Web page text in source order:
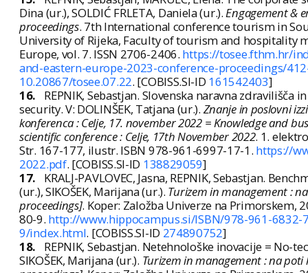
Dina (ur.), SOLDIĆ FRLETA, Daniela (ur.).Engagement &
proceedings. 7th International conference tourism in
University of Rijeka, Faculty of tourism and hospitality
Europe, vol. 7. ISSN 2706-2406. https://tosee.fthm.hr/
and-eastern-europe-2023-conference-proceedings/
10.20867/tosee.07.22. [COBISS.SI-ID 161542403]
16.
REPNIK, Sebastjan. Slovenska naravna
security. V: DOLINŠEK, Tatjana (ur.). Znanje in poslovni
konferenca : Celje, 17. november 2022 = Knowledge and
scientific conference : Celje, 17th November 2022. 1.
Str. 167-177, ilustr. ISBN 978-961-6997-17-1. https://
2022.pdf. [COBISS.SI-ID 138829059]
17.
KRALJ-PAVLOVEC, Jasna, REPNIK, Sebastjan.
(ur.), SIKOŠEK, Marijana (ur.). Turizem in management :
proceedings]. Koper: Založba Univerze na Primorskem,
80-9. http://www.hippocampus.si/ISBN/978-961-6832-
9/index.html. [COBISS.SI-ID 274890752]
18.
REPNIK, Sebastjan. Netehnološke inovacije = No-
SIKOŠEK, Marijana (ur.). Turizem in management : na